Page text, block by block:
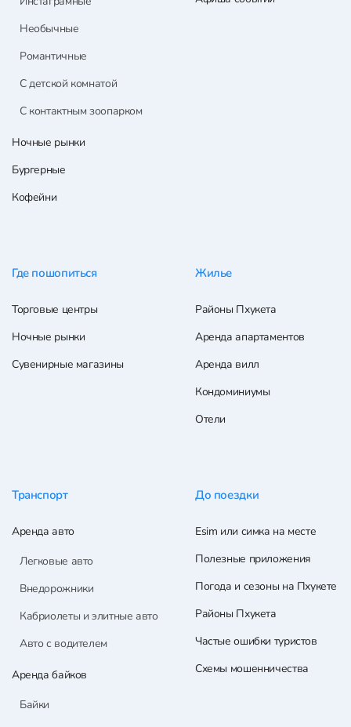
Необычные
Романтичные
С детской комнатой
С контактным зоопарком
Ночные рынки
Бургерные
Кофейни
Где пошопиться
Торговые центры
Ночные рынки
Сувенирные магазины
Жилье
Районы Пхукета
Аренда апартаментов
Аренда вилл
Кондоминиумы
Отели
Транспорт
Аренда авто
Легковые авто
Внедорожники
Кабриолеты и элитные авто
Авто с водителем
Аренда байков
Байки
До поездки
Esim или симка на месте
Полезные приложения
Погода и сезоны на Пхукете
Районы Пхукета
Частые ошибки туристов
Схемы мошенничества